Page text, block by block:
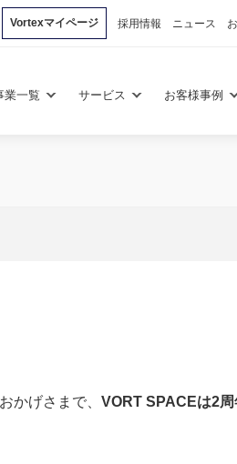
Vortexマイページ 採用情報 ニュース
業一覧 サービス お客様事例
かげさまで、 VORT SPACEは2周